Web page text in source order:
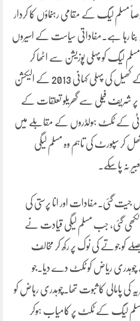
مسلم لیگ کے مقامی رہنماؤں کا کردار
رہا ہے۔مفاداتی سیاست کے اسیروں
لیگ کو پہلی پوزیشن سے اٹھا کر
تیسری پوزیشن پر لا کھڑا کیا۔مفادات کے کھیل کی پہلی کہانی 2013 کے الیکشن
شریف فیملی سے گھریلو تعلقات کے
کے ٹکٹ ہولڈروں کے مقابلے میں
کھل کر سپورٹ کی تاہم وہ مسلم لیگی
نہ پاسکے۔
جیت گئی۔مفادات اور انا پرستی کی
میں لکھی گئی، جب مسلم لیگی قیادت نے
کو جوتے کی نوک پر رکھ کر مخالف
چوہدری ریاض کو ٹکٹ دے دیا۔جو
کی پامالی کا ثبوت تھا۔چوہدری رہاض کو
میں مسلم لیگ کے ٹکٹ پر کامیاب ہوکر